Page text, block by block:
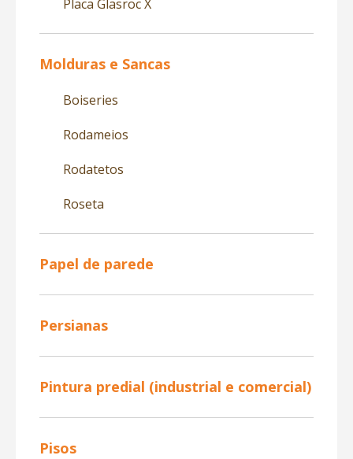
Placa Glasroc X
Molduras e Sancas
Boiseries
Rodameios
Rodatetos
Roseta
Papel de parede
Persianas
Pintura predial (industrial e comercial)
Pisos